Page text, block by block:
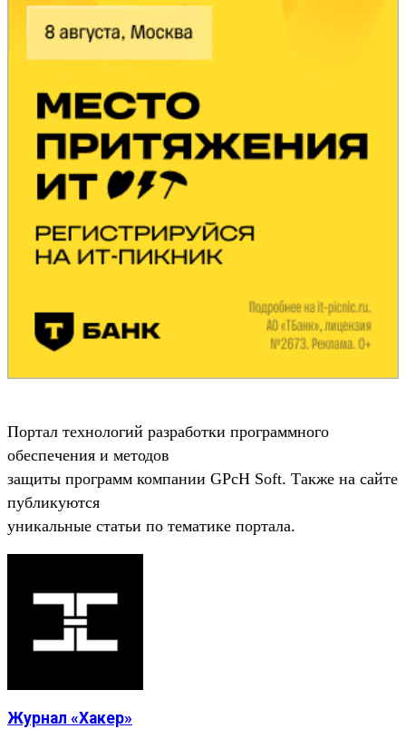
Портал технологий разработки программного
обеспечения и методов
защиты программ компании GPcH Soft. Также на сайте
публикуются
уникальные статьи по тематике портала.
Журнал «Хакер»